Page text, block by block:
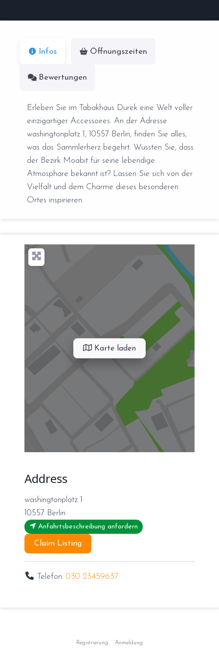
Infos Öffnungszeiten
Bewertungen
Erleben Sie im Tabakhaus Durek eine Welt voller
einzigartiger Accessoires. An der Adresse
washingtonplatz 1, 10557 Berlin, finden Sie alles,
was das Sammlerherz begehrt. Wussten Sie, dass
der Bezirk Moabit für seine lebendige
Atmosphäre bekannt ist? Lassen Sie sich von der
Vielfalt und dem Charme dieses besonderen
Ortes inspirieren.
Karte laden
Address
washingtonplatz 1
10557 Berlin
Anfahrtsbeschreibung anfordern
Claim Listing
Telefon:030 23459637
Registrierung Anmeldung